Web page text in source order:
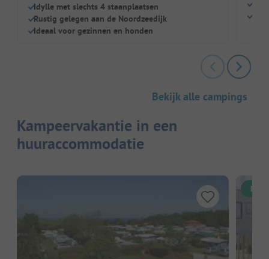
Idylle met slechts 4 staanplaatsen
Rustig gelegen aan de Noordzeedijk
Ideaal voor gezinnen en honden
Bekijk alle campings
Kampeervakantie in een
huuraccommodatie